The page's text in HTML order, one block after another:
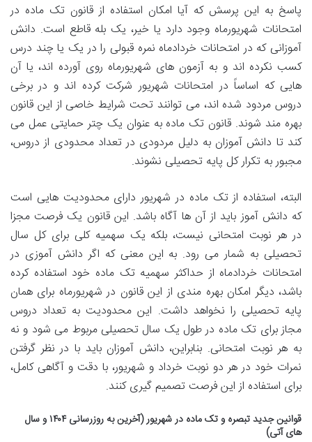
پاسخ به این پرسش که آیا امکان استفاده از قانون تک ماده در
امتحانات شهریورماه وجود دارد یا خیر، یک بله قاطع است. دانش
آموزانی که در امتحانات خردادماه نمره قبولی را در یک یا چند درس
کسب نکرده اند و به آزمون های شهریورماه روی آورده اند، یا آن
هایی که اساساً در امتحانات شهریور شرکت کرده اند و در برخی
دروس مردود شده اند، می توانند تحت شرایط خاصی از این قانون
بهره مند شوند. قانون تک ماده به عنوان یک چتر حمایتی عمل می
کند تا دانش آموزان به دلیل مردودی در تعداد محدودی از دروس،
مجبور به تکرار کل پایه تحصیلی نشوند.
البته، استفاده از تک ماده در شهریور دارای محدودیت هایی است
که دانش آموز باید از آن ها آگاه باشد. این قانون یک فرصت مجزا
در هر نوبت امتحانی نیست، بلکه یک سهمیه کلی برای کل سال
تحصیلی به شمار می رود. به این معنی که اگر دانش آموزی در
امتحانات خردادماه از حداکثر سهمیه تک ماده خود استفاده کرده
باشد، دیگر امکان بهره مندی از این قانون در شهریورماه برای همان
پایه تحصیلی را نخواهد داشت. این محدودیت به تعداد دروس
مجاز برای تک ماده در طول یک سال تحصیلی مربوط می شود و نه
به هر نوبت امتحانی. بنابراین، دانش آموزان باید با در نظر گرفتن
نمرات خود در هر دو نوبت خرداد و شهریور، با دقت و آگاهی کامل،
برای استفاده از این فرصت تصمیم گیری کنند.
قوانین جدید تبصره و تک ماده در شهریور (آخرین به روزرسانی ۱۴۰۴ و سال
های آتی)